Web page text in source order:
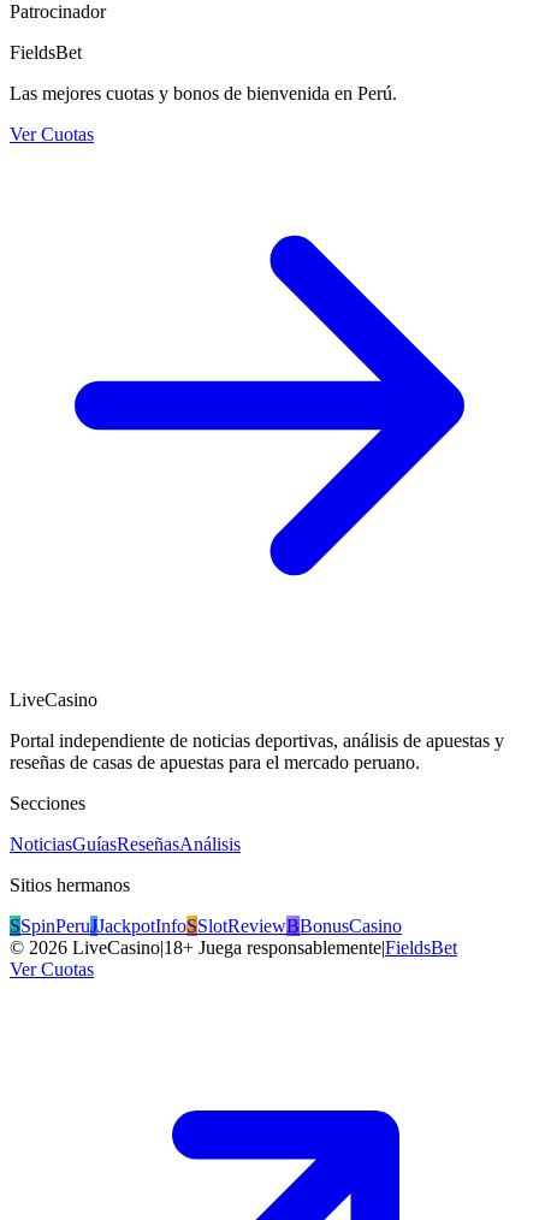
Patrocinador
FieldsBet
Las mejores cuotas y bonos de bienvenida en Perú.
Ver Cuotas
LiveCasino
Portal independiente de noticias deportivas, análisis de apuestas y
reseñas de casas de apuestas para el mercado peruano.
Secciones
NoticiasGuíasReseñasAnálisis
Sitios hermanos
SSpinPeruJJackpotInfoSSlotReviewBBonusCasino
© 2026 LiveCasino|18+ Juega responsablemente|FieldsBet
Ver Cuotas